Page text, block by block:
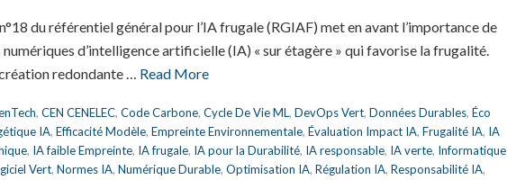
du référentiel général pour l’IA frugale (RGIAF) met en avant l’importance de
d’intelligence artificielle (IA) « sur étagère » qui favorise la frugalité.
redondante … Read More
, CEN CENELEC, Code Carbone, Cycle De Vie ML, DevOps Vert, Données Durables, Éco
IA, Efficacité Modèle, Empreinte Environnementale, Évaluation Impact IA, Frugalité IA, IA
, IA faible Empreinte, IA frugale, IA pour la Durabilité, IA responsable, IA verte, Informatique
Vert, Normes IA, Numérique Durable, Optimisation IA, Régulation IA, Responsabilité IA,